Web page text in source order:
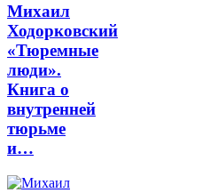
Михаил
Ходорковский
«Тюремные
люди».
Книга о
внутренней
тюрьме
и…